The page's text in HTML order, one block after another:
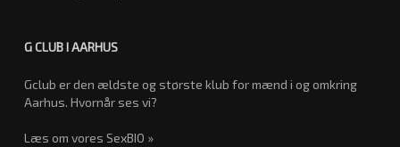
G CLUB I AARHUS
Gclub er den ældste og største klub for mænd i og omkring
Aarhus. Hvornår ses vi?
Læs om vores SexBIO »